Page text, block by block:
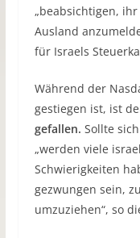
„beabsichtigen,
Ausland
für Israels
Während der
gestiegen ist, ist
gefallen. Sollte
„werden viele
Schwierigkeiten
gezwungen sein,
umzuziehen“, so